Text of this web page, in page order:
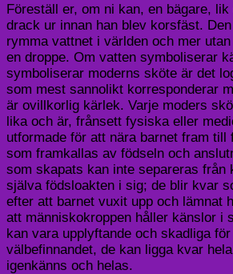
Föreställ er, om ni kan, en bägare,
drack ur innan han blev korsfäst.
rymma vattnet i världen och mer
en droppe. Om vatten symboliserar
symboliserar moderns sköte är det
som mest sannolikt korresponderar
är ovillkorlig kärlek. Varje moders
lika och är, frånsett fysiska eller
utformade för att nära barnet fram till
som framkallas av födseln och
som skapats kan inte separeras från
själva födsloakten i sig; de blir kvar
efter att barnet vuxit upp och lämnat
att människokroppen håller känslor i
kan vara upplyftande och skadliga
välbefinnandet, de kan ligga kvar
igenkänns och helas.